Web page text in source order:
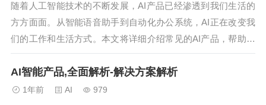
同样成为这场骗局中的“隐形受害者”。“我
们不断...
随着人工智能技术的不断发展，AI产品已经渗透到我们生活的
方方面面。从智能语音助手到自动化办公系统，AI正在改变我
们的工作和生活方式。本文将详细介绍常见的AI产品，帮助读
者更好地了解这一领域。...
AI智能产品,全面解析-解决方案解析
1年前 AI 979